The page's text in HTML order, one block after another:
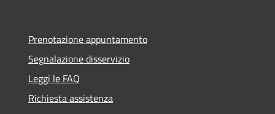
Prenotazione appuntamento
Segnalazione disservizio
Leggi le FAQ
Richiesta assistenza